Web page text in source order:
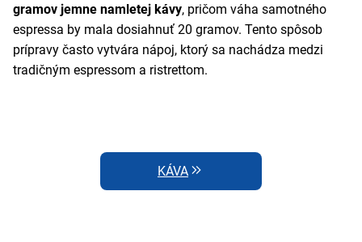
gramov jemne namletej kávy, pričom váha samotného
espressa by mala dosiahnuť 20 gramov. Tento spôsob
prípravy často vytvára nápoj, ktorý sa nachádza medzi
tradičným espressom a ristrettom.
KÁVA